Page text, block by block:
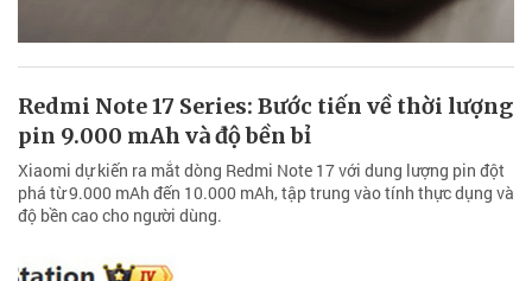
Redmi Note 17 Series: Bước tiến về thời lượng
pin 9.000 mAh và độ bền bỉ
Xiaomi dự kiến ra mắt dòng Redmi Note 17 với dung lượng pin đột
phá từ 9.000 mAh đến 10.000 mAh, tập trung vào tính thực dụng và
độ bền cao cho người dùng.